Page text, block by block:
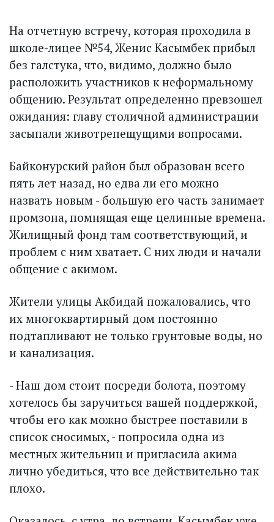
На отчетную встречу, которая проходила в
школе-лицее №54, Женис Касымбек прибыл
без галстука, что, видимо, должно было
расположить участников к неформальному
общению. Результат определенно превзошел
ожидания: главу столичной администрации
засыпали животрепещущими вопросами.
Байконурский район был образован всего
пять лет назад, но едва ли его можно
назвать новым - большую его часть занимает
промзона, помнящая еще целинные времена.
Жилищный фонд там соответствующий, и
проблем с ним хватает. С них люди и начали
общение с акимом.
Жители улицы Акбидай пожаловались, что
их многоквартирный дом постоянно
подтапливают не только грунтовые воды, но
и канализация.
- Наш дом стоит посреди болота, поэтому
хотелось бы заручиться вашей поддержкой,
чтобы его как можно быстрее поставили в
список сносимых, - попросила одна из
местных жительниц и пригласила акима
лично убедиться, что все действительно так
плохо.